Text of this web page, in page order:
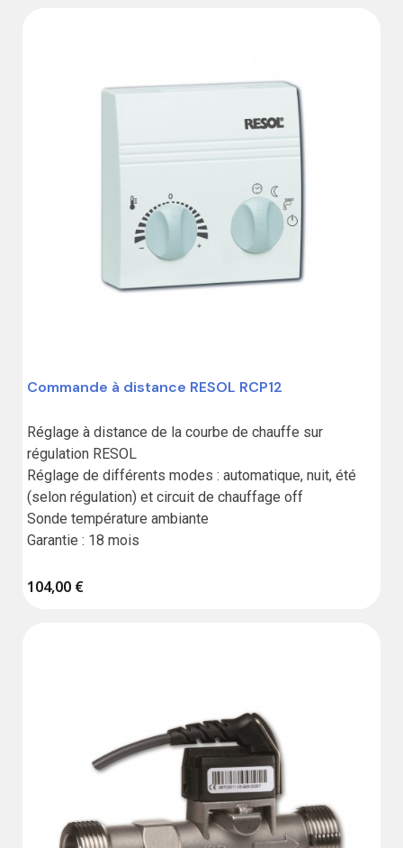
Commande à distance RESOL RCP12
Réglage à distance de la courbe de chauffe sur
régulation RESOL
Réglage de différents modes : automatique, nuit, été
(selon régulation) et circuit de chauffage off
Sonde température ambiante
Garantie : 18 mois
104,00 €